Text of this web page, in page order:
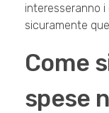
interesseranno
sicuramente
Come
spese